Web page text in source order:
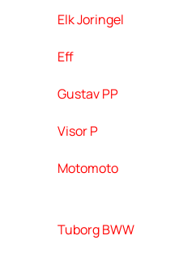
Elk Joringel
Eff
Gustav PP
Visor P
Motomoto
Tuborg BWW